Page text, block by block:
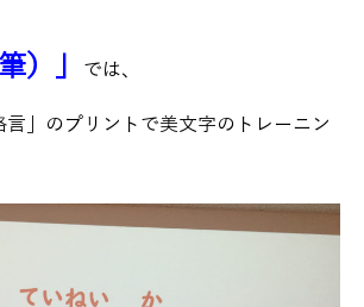
）」 では、
言」のプリントで美文字のトレーニン